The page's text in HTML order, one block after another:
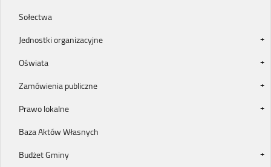
Sołectwa
Jednostki organizacyjne
Oświata
Zamówienia publiczne
Prawo lokalne
Baza Aktów Własnych
Budżet Gminy